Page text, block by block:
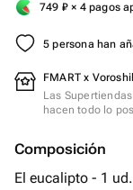
749 ₽ × 4 pagos
5 persona han
FMART x
Las
hacen todo lo
Composición
El eucalipto - 1 ud.